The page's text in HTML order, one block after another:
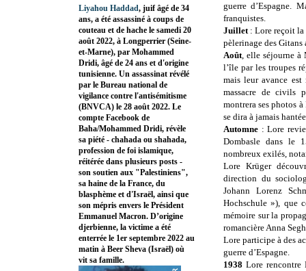
guerre d’Espagne.
franquistes.
Juillet : Lore reçoit la
pèlerinage des
Août, elle séjourne à
l’île par les troupes
mais leur avance est
massacre de civils
montrera ses photos
se dira à jamais
Automne : Lore
Dombasle dans le
nombreux exilés,
Lore Krüger
direction du
Johann Lorenz
Hochschule »), que
mémoire sur la
romancière Anna
Lore participe à des
guerre d’Espagne.
1938Lore rencontre
Liyahou Haddad, juif âgé de 34
ans, a été assassiné à coups de
couteau et de hache le samedi 20
août 2022, à Longperrier (Seine-
et-Marne), par Mohammed
Dridi, âgé de 24 ans et d'origine
tunisienne. Un assassinat révélé
par le Bureau national de
vigilance contre l'antisémitisme
(BNVCA) le 28 août 2022. Le
compte Facebook de
Baha/Mohammed Dridi, révèle
sa piété - chahada ou shahada,
profession de foi islamique,
réitérée dans plusieurs posts -
son soutien aux "Palestiniens",
sa haine de la France, du
blasphème et d'Israël, ainsi que
son mépris envers le Président
Emmanuel Macron. D’origine
djerbienne, la victime a été
enterrée le 1er septembre 2022 au
matin à Beer Sheva (Israël) où
vit sa famille.